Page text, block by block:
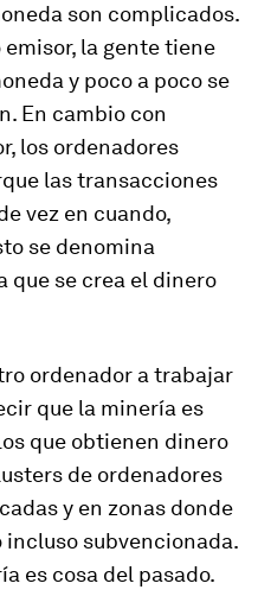
son complicados.
la gente tiene
y poco a poco se
En cambio con
los ordenadores
las transacciones
vez en cuando,
se denomina
que se crea el dinero
ordenador a trabajar
que la minería es
que obtienen dinero
de ordenadores
y en zonas donde
subvencionada.
es cosa del pasado.